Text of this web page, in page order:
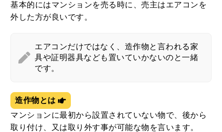
基本的にはマンションを売る時に、売主はエアコンを
外した方が良いです。
エアコンだけではなく、造作物と言われる家
具や証明器具なども置いていかないのと一緒
です。
造作物とは
マンションに最初から設置されていない物で、後から
取り付け、又は取り外す事が可能な物を言います。